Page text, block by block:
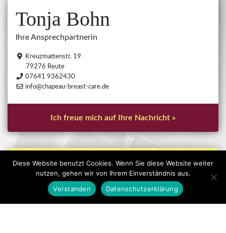
Tonja Bohn
Ihre Ansprechpartnerin
Kreuzmattenstr. 19
79276 Reute
07641 9362430
info@chapeau-breast-care.de
Ich freue mich auf Ihre Nachricht »
Neues aus dem Chapeau Blog
Wilkommen auf meiner neue Website
Diese Website benutzt Cookies. Wenn Sie diese Website weiter
nutzen, gehen wir von Ihrem Einverständnis aus.
Verstanden
Datenschutzerklärung